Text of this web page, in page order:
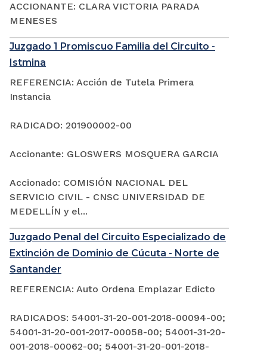
ACCIONANTE: CLARA VICTORIA PARADA
MENESES
Juzgado 1 Promiscuo Familia del Circuito -
Istmina
REFERENCIA: Acción de Tutela Primera
Instancia
RADICADO: 201900002-00
Accionante: GLOSWERS MOSQUERA GARCIA
Accionado: COMISIÓN NACIONAL DEL
SERVICIO CIVIL - CNSC UNIVERSIDAD DE
MEDELLÍN y el...
Juzgado Penal del Circuito Especializado de
Extinción de Dominio de Cúcuta - Norte de
Santander
REFERENCIA: Auto Ordena Emplazar Edicto
RADICADOS: 54001-31-20-001-2018-00094-00;
54001-31-20-001-2017-00058-00; 54001-31-20-
001-2018-00062-00; 54001-31-20-001-2018-